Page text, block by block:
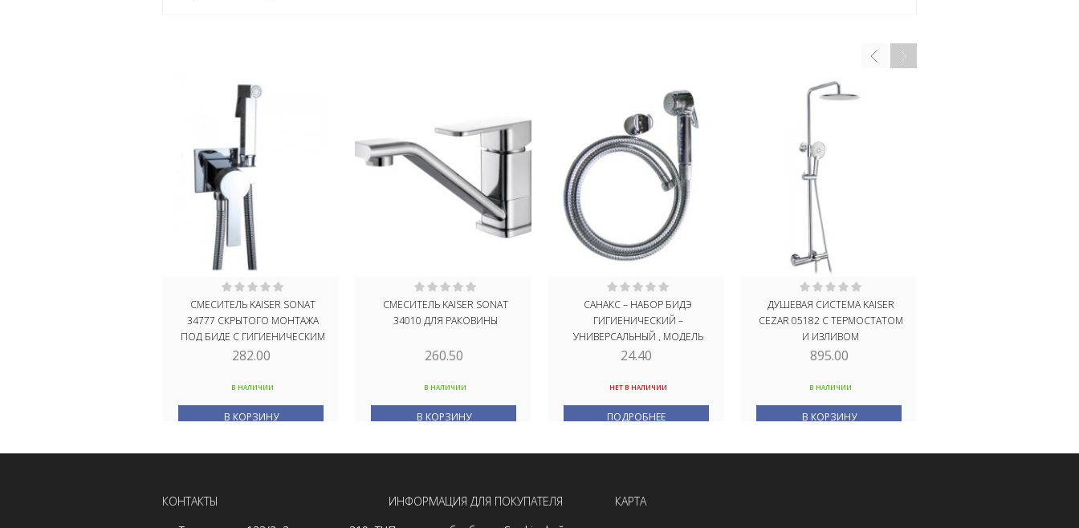
СМЕСИТЕЛЬ KAISER SONAT
34777 СКРЫТОГО МОНТАЖА
ПОД БИДЕ С ГИГИЕНИЧЕСКИМ
ДУШЕМ
282.00
В НАЛИЧИИ
В КОРЗИНУ
СМЕСИТЕЛЬ KAISER SONAT
34010 ДЛЯ РАКОВИНЫ
260.50
В НАЛИЧИИ
В КОРЗИНУ
САНАКС – НАБОР БИДЭ
ГИГИЕНИЧЕСКИЙ –
УНИВЕРСАЛЬНЫЙ , МОДЕЛЬ
ГЕРМАНИЯ ХРОМИРОВАННЫЙ,
24.40
НЕТ В НАЛИЧИИ
ПОДРОБНЕЕ
ДУШЕВАЯ СИСТЕМА KAISER
CEZAR 05182 С ТЕРМОСТАТОМ
И ИЗЛИВОМ
895.00
В НАЛИЧИИ
В КОРЗИНУ
КОНТАКТЫ ИНФОРМАЦИЯ ДЛЯ ПОКУПАТЕЛЯ КАРТА